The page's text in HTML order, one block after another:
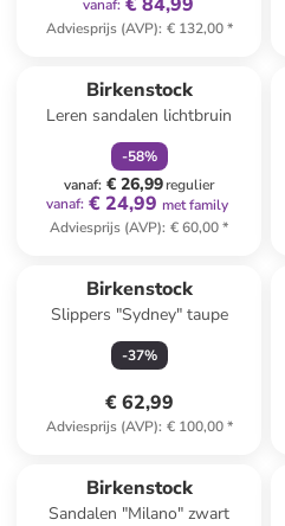
vanaf:
Adviesprijs (AVP): € 132,00*
Birkenstock
Leren sandalen lichtbruin
-58%
vanaf: € 26,99regulier
vanaf: € 24,99 met family
Adviesprijs (AVP): € 60,00*
Birkenstock
Slippers "Sydney" taupe
-37%
€ 62,99
Adviesprijs (AVP): € 100,00*
Birkenstock
Sandalen "Milano" zwart